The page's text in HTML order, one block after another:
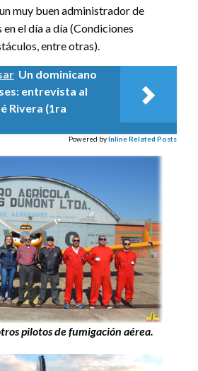
muy buen administrador de
el día a día (Condiciones
entre otras).
Un dominicano
entrevista al
Rivera (1ra
Powered byInline Related Posts
pilotos de fumigación aérea.